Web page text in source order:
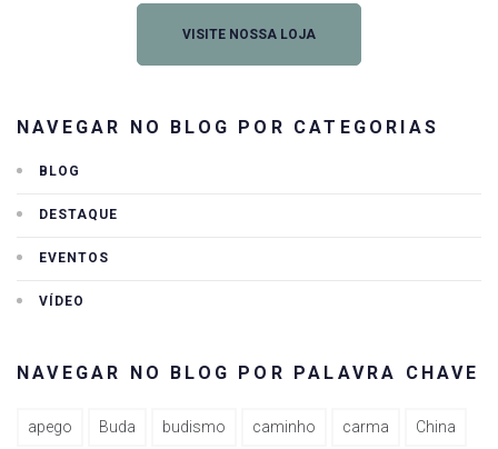
VISITE NOSSA LOJA
NAVEGAR NO BLOG POR CATEGORIAS
BLOG
DESTAQUE
EVENTOS
VÍDEO
NAVEGAR NO BLOG POR PALAVRA CHAVE
apego Buda budismo caminho carma China